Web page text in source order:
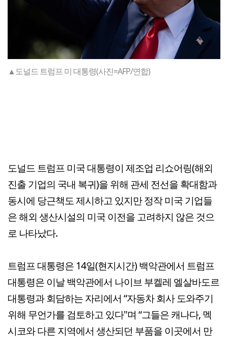
▲도널드 트럼프 미 대통령(사진=AFP/연합)
도널드 트럼프 미국 대통령이 제조업 리쇼어링(해외
진출 기업의 국내 복귀)을 위해 관세 전선을 확대함과
동시에 당근책도 제시하고 있지만 정작 미국 기업들
은 해외 생산시설의 미국 이전을 고려하지 않은 것으
로 나타났다.
트럼프 대통령은 14일(현지시간) 백악관에서 트럼프
대통령은 이날 백악관에서 나이브 부켈레 엘살바도르
대통령과 회담하는 자리에서 “자동차 회사 도와주기
위해 무언가를 검토하고 있다"며 “그들은 캐나다, 멕
시코와 다른 지역에서 생산되던 부품을 이곳에서 만